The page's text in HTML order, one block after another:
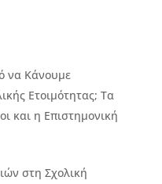
να Κάνουμε
Ετοιμότητας; Τα
και η Επιστημονική
στη Σχολική